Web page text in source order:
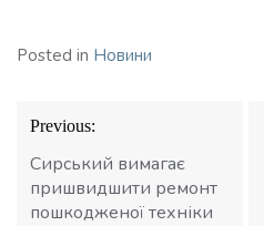
Posted in Новини
Навігація
записів
Previous:
Сирський вимагає
пришвидшити ремонт
пошкодженої техніки